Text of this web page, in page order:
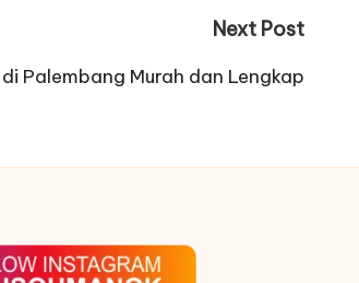
Next Post
Palembang Murah dan Lengkap